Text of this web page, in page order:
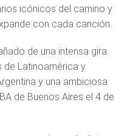
icónicos del camino y
con cada canción.
de una intensa gira
de Latinoamérica y
y una ambiciosa
de Buenos Aires el 4 de